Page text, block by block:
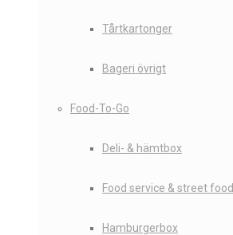
Tårtkartonger
Bageri övrigt
Food-To-Go
Deli- & hämtbox
Food service & street food
Hamburgerbox